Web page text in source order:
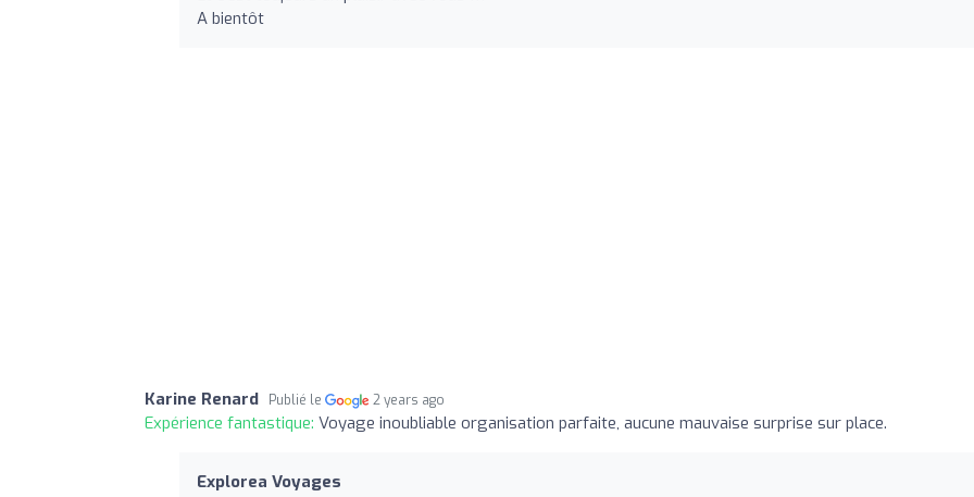
A bientôt
Karine Renard Publié le 2 years ago
Expérience fantastique: Voyage inoubliable organisation parfaite, aucune mauvaise surprise sur place.
Explorea Voyages